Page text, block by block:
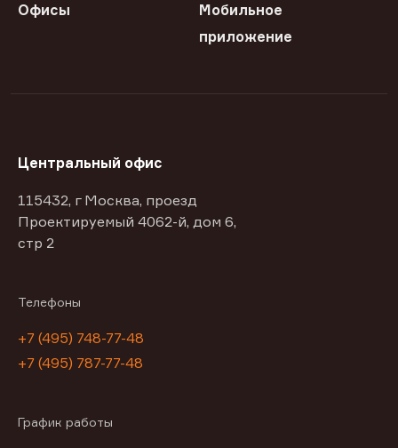
Офисы
Мобильное
приложение
Центральный офис
115432, г Москва, проезд
Проектируемый 4062-й, дом 6,
стр 2
Телефоны
+7 (495) 748-77-48
+7 (495) 787-77-48
График работы